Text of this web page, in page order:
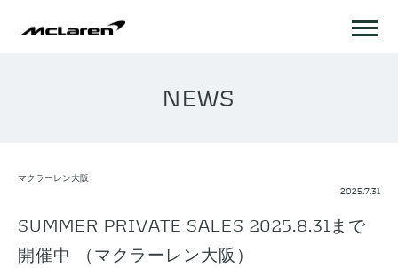
NEWS
マクラーレン大阪
2025.7.31
SUMMER PRIVATE SALES 2025.8.31まで
開催中 （マクラーレン大阪）